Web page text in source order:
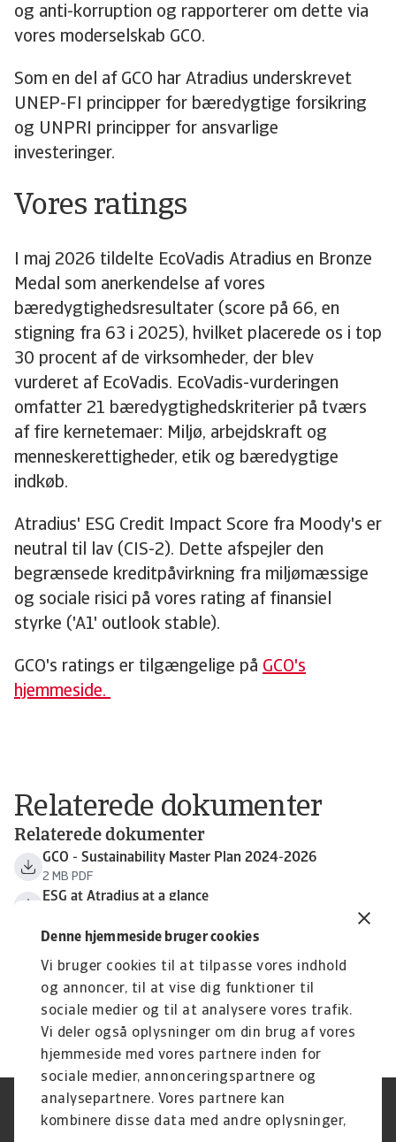
Denne hjemmeside bruger cookies
Vi bruger cookies til at tilpasse vores indhold
og annoncer, til at vise dig funktioner til
sociale medier og til at analysere vores trafik.
Vi deler også oplysninger om din brug af vores
hjemmeside med vores partnere inden for
sociale medier, annonceringspartnere og
analysepartnere. Vores partnere kan
kombinere disse data med andre oplysninger,
og anti-korruption og rapporterer om dette via
vores moderselskab GCO.
Som en del af GCO har Atradius underskrevet
UNEP-FI principper for bæredygtige forsikring
og UNPRI principper for ansvarlige
investeringer.
Vores ratings
I maj 2026 tildelte EcoVadis Atradius en Bronze
Medal som anerkendelse af vores
bæredygtighedsresultater (score på 66, en
stigning fra 63 i 2025), hvilket placerede os i top
30 procent af de virksomheder, der blev
vurderet af EcoVadis. EcoVadis-vurderingen
omfatter 21 bæredygtighedskriterier på tværs
af fire kernetemaer: Miljø, arbejdskraft og
menneskerettigheder, etik og bæredygtige
indkøb.
Atradius' ESG Credit Impact Score fra Moody's er
neutral til lav (CIS-2). Dette afspejler den
begrænsede kreditpåvirkning fra miljømæssige
og sociale risici på vores rating af finansiel
styrke ('A1' outlook stable).
GCO's ratings er tilgængelige på GCO's
hjemmeside.
Relaterede dokumenter
Relaterede dokumenter
GCO - Sustainability Master Plan 2024-2026
2 MB PDF
ESG at Atradius at a glance
GCO - 2025 Sustainability report
GCO - 2026 Sustainability policy
217 KB PDF
Atradius Tax Policy 2019
283 KB PDF
Legal Notice
Privatlivspolitik